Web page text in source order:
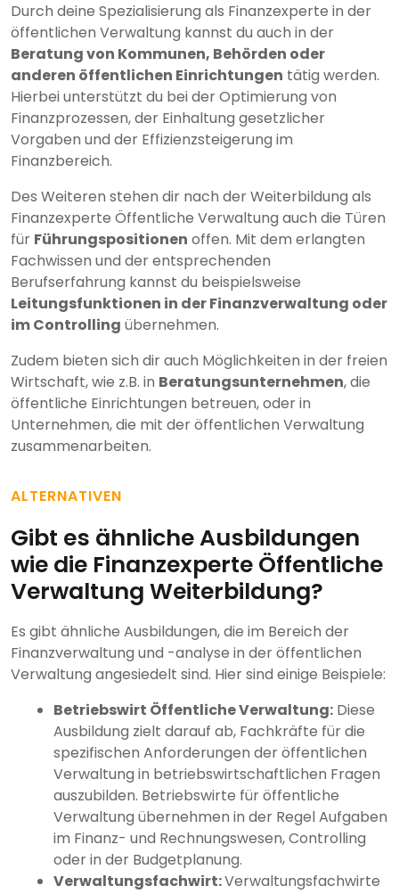
Durch deine Spezialisierung als Finanzexperte in der
öffentlichen Verwaltung kannst du auch in der
Beratung von Kommunen, Behörden oder
anderen öffentlichen Einrichtungen tätig werden.
Hierbei unterstützt du bei der Optimierung von
Finanzprozessen, der Einhaltung gesetzlicher
Vorgaben und der Effizienzsteigerung im
Finanzbereich.
Des Weiteren stehen dir nach der Weiterbildung als
Finanzexperte Öffentliche Verwaltung auch die Türen
für Führungspositionen offen. Mit dem erlangten
Fachwissen und der entsprechenden
Berufserfahrung kannst du beispielsweise
Leitungsfunktionen in der Finanzverwaltung oder
im Controlling übernehmen.
Zudem bieten sich dir auch Möglichkeiten in der freien
Wirtschaft, wie z.B. in Beratungsunternehmen, die
öffentliche Einrichtungen betreuen, oder in
Unternehmen, die mit der öffentlichen Verwaltung
zusammenarbeiten.
ALTERNATIVEN
Gibt es ähnliche Ausbildungen
wie die Finanzexperte Öffentliche
Verwaltung Weiterbildung?
Es gibt ähnliche Ausbildungen, die im Bereich der
Finanzverwaltung und -analyse in der öffentlichen
Verwaltung angesiedelt sind. Hier sind einige Beispiele:
Betriebswirt Öffentliche Verwaltung: Diese
Ausbildung zielt darauf ab, Fachkräfte für die
spezifischen Anforderungen der öffentlichen
Verwaltung in betriebswirtschaftlichen Fragen
auszubilden. Betriebswirte für öffentliche
Verwaltung übernehmen in der Regel Aufgaben
im Finanz- und Rechnungswesen, Controlling
oder in der Budgetplanung.
Verwaltungsfachwirt:Verwaltungsfachwirte